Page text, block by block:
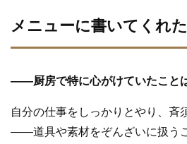
メニューに書いてくれ
——厨房で特に心がけていたこと
自分の仕事をしっかりとやり、斉
――道具や素材をぞんざいに扱う